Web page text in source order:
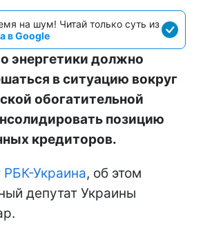
на шум! Читай только суть из
в Google
энергетики должно
в ситуацию вокруг
обогатительной
позицию
кредиторов.
РБК-Украина, об этом
депутат Украины